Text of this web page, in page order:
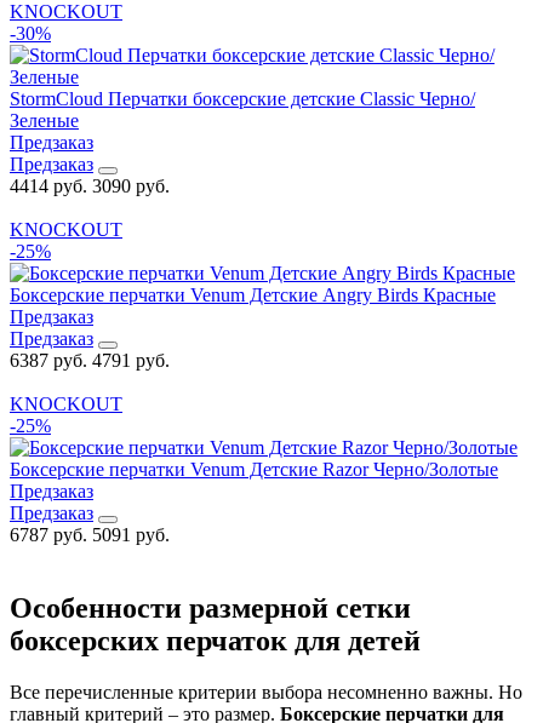
KNOCKOUT
-30%
StormCloud Перчатки боксерские детские Classic Черно/
Зеленые
Предзаказ
Предзаказ
4414 руб. 3090 руб.
KNOCKOUT
-25%
Боксерские перчатки Venum Детские Angry Birds Красные
Предзаказ
Предзаказ
6387 руб. 4791 руб.
KNOCKOUT
-25%
Боксерские перчатки Venum Детские Razor Черно/Золотые
Предзаказ
Предзаказ
6787 руб. 5091 руб.
Особенности размерной сетки
боксерских перчаток для детей
Все перечисленные критерии выбора несомненно важны. Но
главный критерий – это размер. Боксерские перчатки для